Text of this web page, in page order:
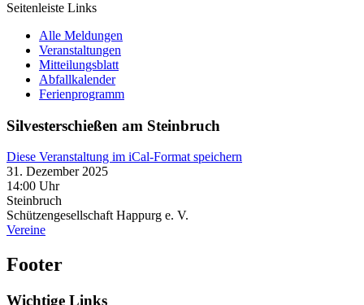
Seitenleiste Links
Alle Meldungen
Veranstaltungen
Mitteilungsblatt
Abfallkalender
Ferienprogramm
Silvesterschießen am Steinbruch
Diese Veranstaltung im iCal-Format speichern
31. Dezember 2025
14:00 Uhr
Steinbruch
Schützengesellschaft Happurg e. V.
Vereine
Footer
Wichtige Links